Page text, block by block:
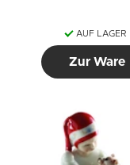
AUF LAGER
Zur Ware